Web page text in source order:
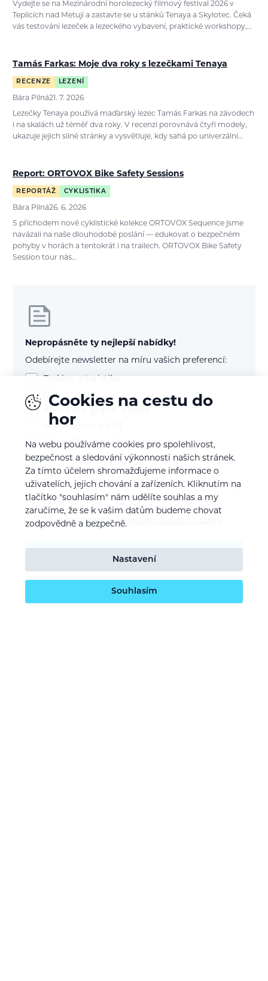
Vydejte se na Mezinárodní horolezecký filmový festival 2026 v
Teplicích nad Metují a zastavte se u stánků Tenaya a Skylotec. Čeká
vás testování lezeček a lezeckého vybavení, praktické workshopy,…
Tamás Farkas: Moje dva roky s lezečkami Tenaya
RECENZE LEZENÍ
Bára Pilná21. 7. 2026
Lezečky Tenaya používá maďarský lezec Tamás Farkas na závodech
i na skalách už téměř dva roky. V recenzi porovnává čtyři modely,
ukazuje jejich silné stránky a vysvětluje, kdy sahá po univerzální…
Report: ORTOVOX Bike Safety Sessions
REPORTÁŽ CYKLISTIKA
Bára Pilná26. 6. 2026
S příchodem nové cyklistické kolekce ORTOVOX Sequence jsme
navázali na naše dlouhodobé poslání — edukovat o bezpečném
pohyby v horách a tentokrát i na trailech. ORTOVOX Bike Safety
Session tour nás…
Nepropásněte ty nejlepší nabídky!
Odebírejte newsletter na míru vašich preferencí:
Treking a turistika
Běh
Kolo (mtb, gravel, silnice)
Horolezectví a VHT
Skialp / freeride / lyže / snb
E-mail
Souhlasím sezpracováním osobních údajů
Cookies na cestu do
hor
Na webu používáme cookies pro spolehlivost,
bezpečnost a sledování výkonnosti našich stránek.
Za tímto účelem shromažďujeme informace o
uživatelích, jejich chování a zařízeních. Kliknutím na
tlačítko "souhlasím" nám udělíte souhlas a my
zaručíme, že se k vašim datům budeme chovat
zodpovědně a bezpečně.
Nastavení
Souhlasím